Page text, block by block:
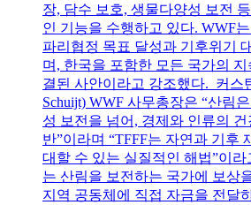
장, 담수 보호, 생물다양성 보전
인 기능을 수행하고 있다. WWF
파리협정 목표 달성과 기후위기
며, 한국을 포함한 모든 국가의
결된 사안이라고 강조했다. 커스
Schuijt) WWF 사무총장은 “산림
성 보전을 넘어, 경제와 인류의 건
반”이라며 “TFFF는 자연과 기후
대할 수 있는 실질적인 해법”이라
는 산림을 보전하는 국가에 보상
지역 공동체에 직접 자금을 전달